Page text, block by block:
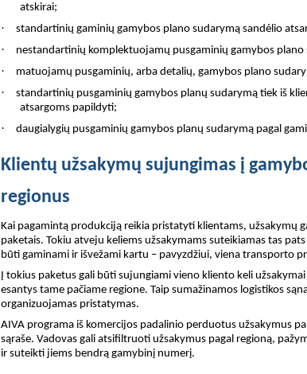
atskirai;
· standartinių gaminių gamybos plano sudarymą sandėlio
· nestandartinių komplektuojamų pusgaminių gamybos plano
· matuojamų pusgaminių, arba detalių, gamybos plano
·
standartinių pusgaminių gamybos planų sudarymą tiek iš
atsargoms papildyti;
· daugialygių pusgaminių gamybos planų sudarymą pagal
Klientų užsakymų sujungimas į
regionus
Kai pagamintą produkciją reikia pristatyti klientams, užsakymų
paketais. Tokiu atveju keliems užsakymams suteikiamas tas
būti gaminami ir išvežami kartu – pavyzdžiui, viena transporto
Į tokius paketus gali būti sujungiami vieno kliento keli
esantys tame pačiame regione. Taip sumažinamos logistikos
organizuojamas pristatymas.
AIVA programa iš komercijos padalinio perduotus užsakymus
sąraše. Vadovas gali atsifiltruoti užsakymus pagal regioną,
ir suteikti jiems bendrą gamybinį numerį.